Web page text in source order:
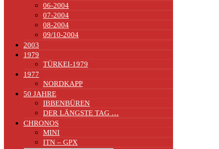
06-2004
07-2004
08-2004
09/10-2004
2003
1979
TÜRKEI-1979
1977
NORDKAPP
50 JAHRE
IBBENBÜREN
DER LÄNGSTE TAG …
CHRONOS
MINI
ITN – GPX